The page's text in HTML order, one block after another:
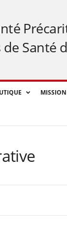
Santé
MISSION